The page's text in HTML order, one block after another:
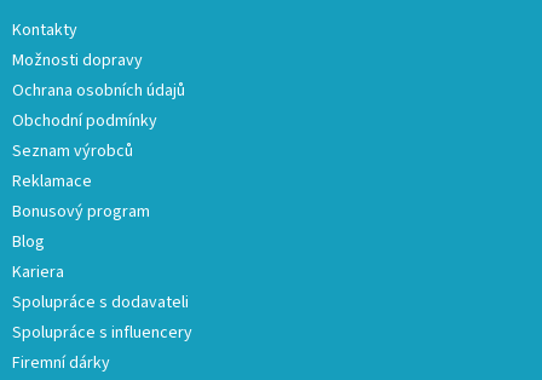
Kontakty
Možnosti dopravy
Ochrana osobních údajů
Obchodní podmínky
Seznam výrobců
Reklamace
Bonusový program
Blog
Kariera
Spolupráce s dodavateli
Spolupráce s influencery
Firemní dárky